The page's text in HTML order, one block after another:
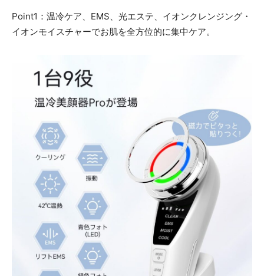
Point1：温冷ケア、EMS、光エステ、イオンクレンジング・
イオンモイスチャーでお肌を全方位的に集中ケア。